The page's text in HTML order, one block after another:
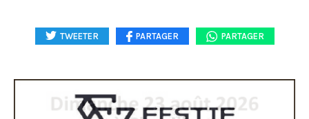
TWEETER PARTAGER PARTAGER